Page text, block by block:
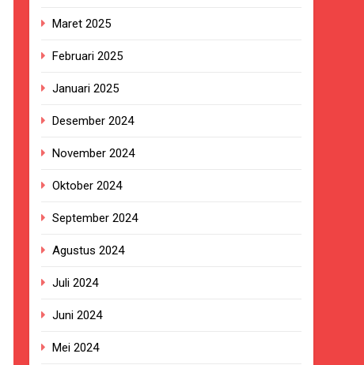
Sekolah, Disorot karena Dinilai
Ada Keputusan Resmi”
Berjalan Sesuai Prosedur
Maret 2025
Februari 2025
Januari 2025
Desember 2024
November 2024
Oktober 2024
September 2024
Agustus 2024
Juli 2024
Juni 2024
Mei 2024